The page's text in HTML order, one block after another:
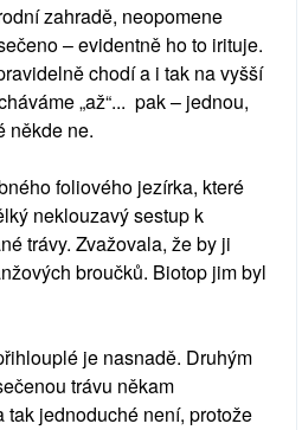
zahradě, neopomene
– evidentně ho to irituje.
chodí a i tak na vyšší
„až“... pak – jednou,
někde ne.
foliového jezírka, které
neklouzavý sestup k
trávy. Zvažovala, že by ji
broučků. Biotop jim byl
je nasnadě. Druhým
trávu někam
tak jednoduché není, protože